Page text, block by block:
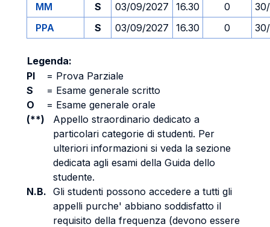
MM
S 03/09/2027 16.30 0
PPA
S 03/09/2027 16.30 0
Legenda:
PI
= Prova Parziale
S
= Esame generale scritto
O
= Esame generale orale
(**)
Appello straordinario dedicato a
particolari categorie di studenti. Per
ulteriori informazioni si veda la sezione
dedicata agli esami della Guida dello
studente.
N.B. Gli studenti possono accedere a tutti gli
appelli purche' abbiano soddisfatto il
requisito della frequenza (devono essere